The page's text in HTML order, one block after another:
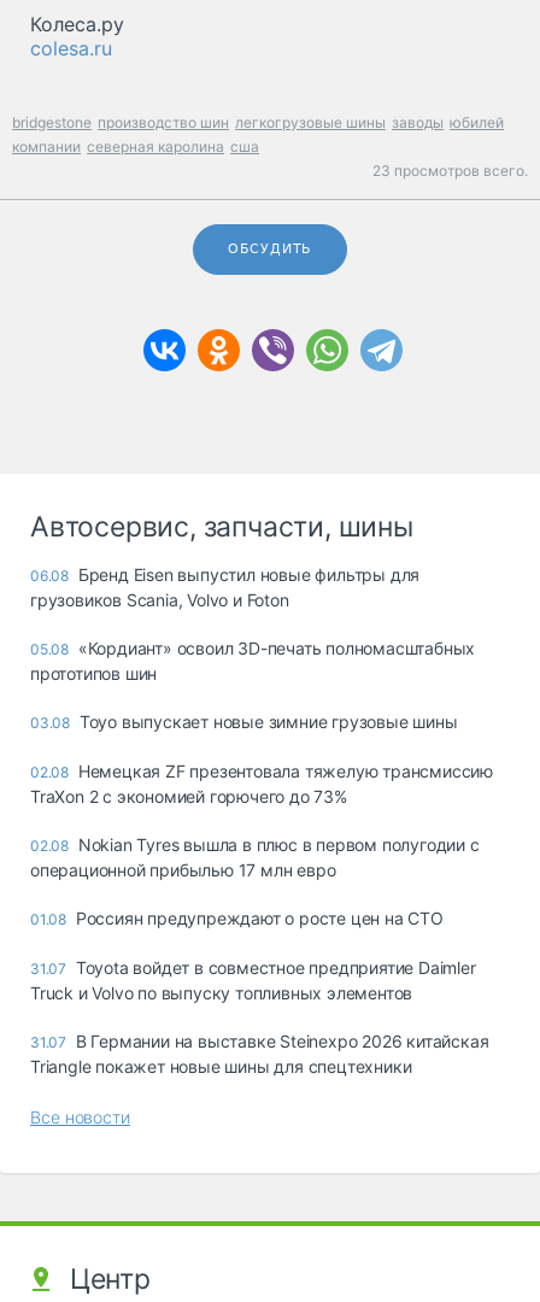
Колеса.ру
colesa.ru
bridgestone производство шин легкогрузовые шины заводы юбилей
компании северная каролина сша
23 просмотров всего.
ОБСУДИТЬ
Автосервис, запчасти, шины
06.08 Бренд Eisen выпустил новые фильтры для
грузовиков Scania, Volvo и Foton
05.08 «Кордиант» освоил 3D-печать полномасштабных
прототипов шин
03.08 Toyo выпускает новые зимние грузовые шины
02.08 Немецкая ZF презентовала тяжелую трансмиссию
TraXon 2 с экономией горючего до 73%
02.08 Nokian Tyres вышла в плюс в первом полугодии с
операционной прибылью 17 млн евро
01.08 Россиян предупреждают о росте цен на СТО
31.07 Toyota войдет в совместное предприятие Daimler
Truck и Volvo по выпуску топливных элементов
31.07
В Германии на выставке Steinexpo 2026 китайская
Triangle покажет новые шины для спецтехники
Все новости
Центр